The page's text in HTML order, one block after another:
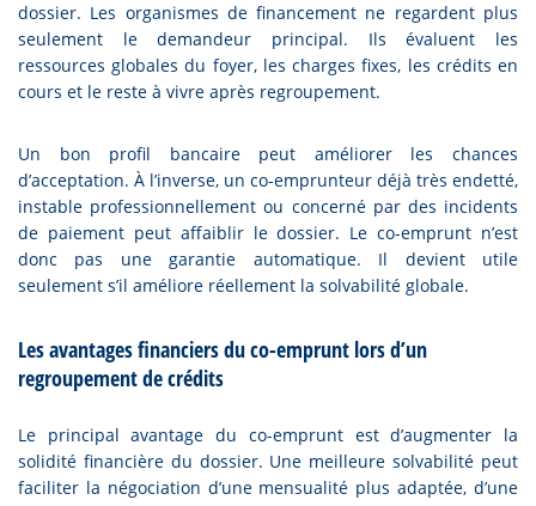
dossier. Les organismes de financement ne regardent plus
seulement le demandeur principal. Ils évaluent les
ressources globales du foyer, les charges fixes, les crédits en
cours et le reste à vivre après regroupement.
Un bon profil bancaire peut améliorer les chances
d’acceptation. À l’inverse, un co-emprunteur déjà très endetté,
instable professionnellement ou concerné par des incidents
de paiement peut affaiblir le dossier. Le co-emprunt n’est
donc pas une garantie automatique. Il devient utile
seulement s’il améliore réellement la solvabilité globale.
Les avantages financiers du co-emprunt lors d’un
regroupement de crédits
Le principal avantage du co-emprunt est d’augmenter la
solidité financière du dossier. Une meilleure solvabilité peut
faciliter la négociation d’une mensualité plus adaptée, d’une